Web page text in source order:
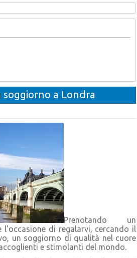
soggiorno a Londra
Prenotando un
l'occasione di regalarvi, cercando il
un soggiorno di qualità nel cuore
e stimolanti del mondo.